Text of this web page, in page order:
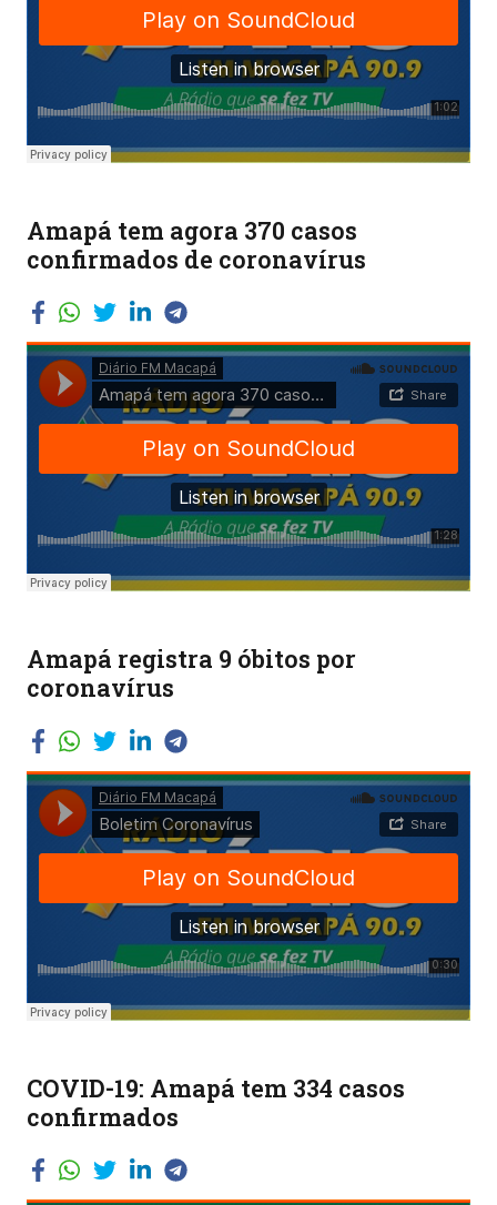
Amapá tem agora 370 casos
confirmados de coronavírus
Amapá registra 9 óbitos por
coronavírus
COVID-19: Amapá tem 334 casos
confirmados